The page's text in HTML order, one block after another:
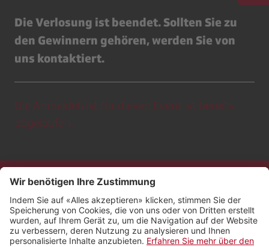
Die Verlosung ist beendet. Sollten Sie zu
den Gewinnern gehören, werden Sie von
uns kontaktiert.
Die Anmeldefrist für diesen Event ist bereits
abgelaufen.
Kontakt
Impressum
Rechtliches